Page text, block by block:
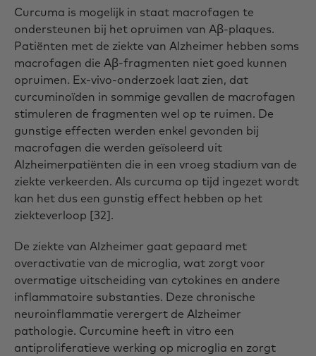
Curcuma is mogelijk in staat macrofagen te
ondersteunen bij het opruimen van Aβ-plaques.
Patiënten met de ziekte van Alzheimer hebben soms
macrofagen die Aβ-fragmenten niet goed kunnen
opruimen. Ex-vivo-onderzoek laat zien, dat
curcuminoïden in sommige gevallen de macrofagen
stimuleren de fragmenten wel op te ruimen. De
gunstige effecten werden enkel gevonden bij
macrofagen die werden geïsoleerd uit
Alzheimerpatiënten die in een vroeg stadium van de
ziekte verkeerden. Als curcuma op tijd ingezet wordt
kan het dus een gunstig effect hebben op het
ziekteverloop [32].
De ziekte van Alzheimer gaat gepaard met
overactivatie van de microglia, wat zorgt voor
overmatige uitscheiding van cytokines en andere
inflammatoire substanties. Deze chronische
neuroinflammatie verergert de Alzheimer
pathologie. Curcumine heeft in vitro een
antiproliferatieve werking op microglia en zorgt